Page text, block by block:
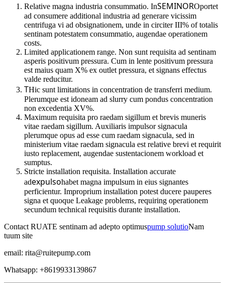
Relative magna industria consummatio. InSEMINOROportet
ad consumere additional industria ad generare vicissim
centrifuga vi ad obsignationem, unde in circiter III% of totalis
sentinam potestatem consummatio, augendae operationem
costs.
Limited applicationem range. Non sunt requisita ad sentinam
asperis positivum pressura. Cum in lente positivum pressura
est maius quam X% ex outlet pressura, et signans effectus
valde reducitur.
THic sunt limitations in concentration de transferri medium.
Plerumque est idoneam ad slurry cum pondus concentration
non excedentia XV%.
Maximum requisita pro raedam sigillum et brevis muneris
vitae raedam sigillum. Auxiliaris impulsor signacula
plerumque opus ad esse cum raedam signacula, sed in
ministerium vitae raedam signacula est relative brevi et requirit
iusto replacement, augendae sustentacionem workload et
sumptus.
Stricte installation requisita. Installation accurate
adexpulsohabet magna impulsum in eius signantes
perficientur. Improprium installation potest ducere pauperes
signa et quoque Leakage problems, requiring operationem
secundum technical requisitis durante installation.
Contact RUATE sentinam ad adepto optimuspump solutioNam
tuum site
email: rita@ruitepump.com
Whatsapp: +8619933139867